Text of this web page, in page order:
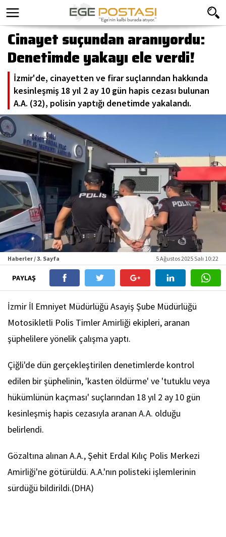
Cinayet suçundan aranıyordu:
Denetimde yakayı ele verdi!
İzmir'de, cinayetten ve firar suçlarından hakkında
kesinleşmiş 18 yıl 2 ay 10 gün hapis cezası bulunan
A.A. (32), polisin yaptığı denetimde yakalandı.
Haberler / 3. Sayfa 5 Ağustos 2025 Salı 10:22
PAYLAŞ
İzmir İl Emniyet Müdürlüğü Asayiş Şube Müdürlüğü
Motosikletli Polis Timler Amirliği ekipleri, aranan
şüphelilere yönelik çalışma yaptı.
Çiğli'de dün gerçekleştirilen denetimlerde kontrol
edilen bir şüphelinin, 'kasten öldürme' ve 'tutuklu veya
hükümlünün kaçması' suçlarından 18 yıl 2 ay 10 gün
kesinleşmiş hapis cezasıyla aranan A.A. olduğu
belirlendi.
Gözaltına alınan A.A., Şehit Erdal Kılıç Polis Merkezi
Amirliği'ne götürüldü. A.A.'nın polisteki işlemlerinin
sürdüğü bildirildi.(DHA)